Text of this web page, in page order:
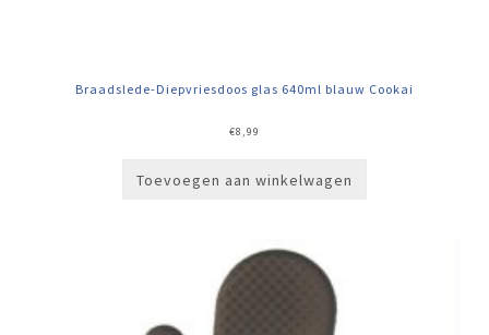
Braadslede-Diepvriesdoos glas 640ml blauw Cookai
€8,99
Toevoegen aan winkelwagen